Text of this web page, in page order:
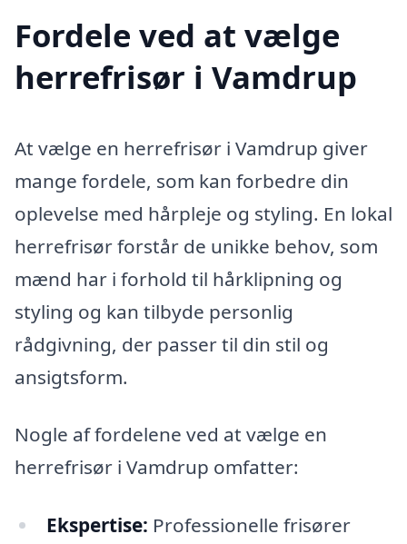
Fordele ved at vælge
herrefrisør i Vamdrup
At vælge en herrefrisør i Vamdrup giver
mange fordele, som kan forbedre din
oplevelse med hårpleje og styling. En lokal
herrefrisør forstår de unikke behov, som
mænd har i forhold til hårklipning og
styling og kan tilbyde personlig
rådgivning, der passer til din stil og
ansigtsform.
Nogle af fordelene ved at vælge en
herrefrisør i Vamdrup omfatter:
Ekspertise: Professionelle frisører